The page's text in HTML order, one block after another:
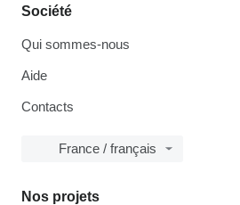
Société
Qui sommes-nous
Aide
Contacts
France / français
Nos projets